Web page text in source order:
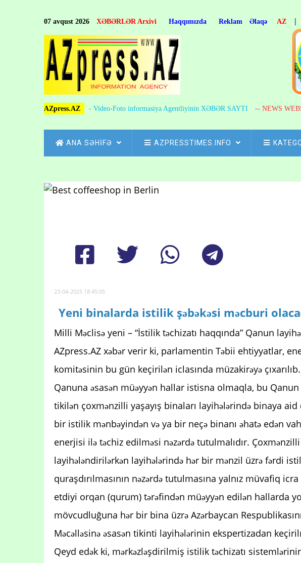
07 avqust 2026 XƏBƏRLƏR Arxivi Haqqımızda Reklam Əlaqə AZ |
AZpress.AZ - Video-Foto informasiya Agentliyinin XƏBƏR SAYTI -- NEWS
MAIN
NAVIGATION
ANA SƏHİFƏ AZPRESSTIMES.INFO
Breadcrumb
23-04-2025 18:45:05
Yeni binalarda istilik şəbəkəsi məcburi
Milli Məclisə yeni – “İstilik təchizatı haqqında” Qanun
AZpress.AZ xəbər verir ki, parlamentin Təbii ehtiyyatlar,
komitəsinin bu gün keçirilən iclasında müzakirəyə çıxarılıb.
Qanuna əsasən müəyyən hallar istisna olmaqla, bu
tikilən çoxmənzilli yaşayış binaları layihələrində binaya
bir istilik mənbəyindən və ya bir neçə binanı əhatə edən
enerjisi ilə təchiz edilməsi nəzərdə tutulmalıdır. Çoxmənzilli
layihələndirilərkən layihələrində hər bir mənzil üzrə fərdi
quraşdırılmasının nəzərdə tutulmasına yalnız müvafiq
etdiyi orqan (qurum) tərəfindən müəyyən edilən hallarda
mövcudluğuna hər bir bina üzrə Azərbaycan
Məcəlləsinə əsasən tikinti layihələrinin ekspertizadan
Qeyd edək ki, mərkəzləşdirilmiş istilik təchizatı